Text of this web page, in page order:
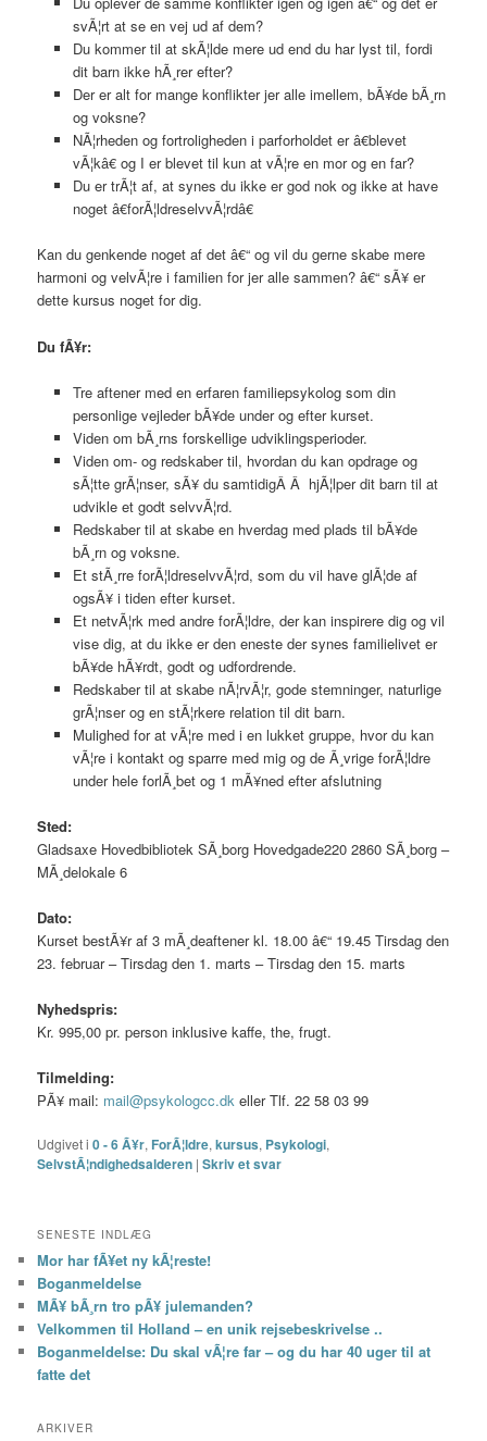
svÃ¦rt at se en vej ud af dem?
Du kommer til at skÃ¦lde mere ud end du har lyst til, fordi
dit barn ikke hÃ¸rer efter?
Der er alt for mange konflikter jer alle imellem, bÃ¥de bÃ¸rn
og voksne?
NÃ¦rheden og fortroligheden i parforholdet er â€blevet
vÃ¦kâ€ og I er blevet til kun at vÃ¦re en mor og en far?
Du er trÃ¦t af, at synes du ikke er god nok og ikke at have
noget â€forÃ¦ldreselvvÃ¦rdâ€
Kan du genkende noget af det â€“ og vil du gerne skabe mere
harmoni og velvÃ¦re i familien for jer alle sammen? â€“ sÃ¥ er
dette kursus noget for dig.
Du fÃ¥r:
Tre aftener med en erfaren familiepsykolog som din
personlige vejleder bÃ¥de under og efter kurset.
Viden om bÃ¸rns forskellige udviklingsperioder.
Viden om- og redskaber til, hvordan du kan opdrage og
sÃ¦tte grÃ¦nser, sÃ¥ du samtidigÂ Â hjÃ¦lper dit barn til at
udvikle et godt selvvÃ¦rd.
Redskaber til at skabe en hverdag med plads til bÃ¥de
bÃ¸rn og voksne.
Et stÃ¸rre forÃ¦ldreselvvÃ¦rd, som du vil have glÃ¦de af
ogsÃ¥ i tiden efter kurset.
Et netvÃ¦rk med andre forÃ¦ldre, der kan inspirere dig og vil
vise dig, at du ikke er den eneste der synes familielivet er
bÃ¥de hÃ¥rdt, godt og udfordrende.
Redskaber til at skabe nÃ¦rvÃ¦r, gode stemninger, naturlige
grÃ¦nser og en stÃ¦rkere relation til dit barn.
Mulighed for at vÃ¦re med i en lukket gruppe, hvor du kan
vÃ¦re i kontakt og sparre med mig og de Ã¸vrige forÃ¦ldre
under hele forlÃ¸bet og 1 mÃ¥ned efter afslutning
Sted:
Gladsaxe Hovedbibliotek SÃ¸borg Hovedgade220 2860 SÃ¸borg –
MÃ¸delokale 6
Dato:
Kurset bestÃ¥r af 3 mÃ¸deaftener kl. 18.00 â€“ 19.45 Tirsdag den
23. februar – Tirsdag den 1. marts – Tirsdag den 15. marts
Nyhedspris:
Kr. 995,00 pr. person inklusive kaffe, the, frugt.
Tilmelding:
PÃ¥ mail: mail@psykologcc.dk eller Tlf. 22 58 03 99
Udgivet i 0 - 6 Ã¥r, ForÃ¦ldre,kursus, Psykologi,
SelvstÃ¦ndighedsalderen |Skriv et svar
SENESTE INDLÆG
Mor har fÃ¥et ny kÃ¦reste!
Boganmeldelse
MÃ¥ bÃ¸rn tro pÃ¥ julemanden?
Velkommen til Holland – en unik rejsebeskrivelse ..
Boganmeldelse: Du skal vÃ¦re far – og du har 40 uger til at
fatte det
ARKIVER